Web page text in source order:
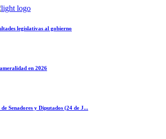
legislativas al gobierno
en 2026
Senadores y Diputados (24 de J...